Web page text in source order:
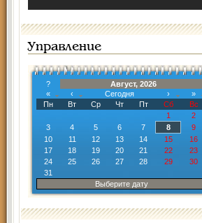
Управление
?
Август, 2026
«
‹ Сегодня ›
»
Пн
Вт Ср Чт Пт Сб
Вс
1
2
3
4 5 6 7 8
9
10
11 12 13 14 15
16
17
18 19 20 21 22
23
24
25 26 27 28 29
30
31
Выберите дату